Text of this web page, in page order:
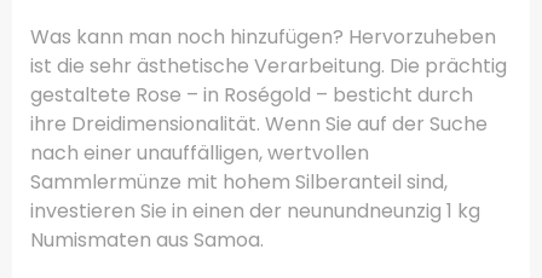
Was kann man noch hinzufügen? Hervorzuheben
ist die sehr ästhetische Verarbeitung. Die prächtig
gestaltete Rose – in Roségold – besticht durch
ihre Dreidimensionalität. Wenn Sie auf der Suche
nach einer unauffälligen, wertvollen
Sammlermünze mit hohem Silberanteil sind,
investieren Sie in einen der neunundneunzig 1 kg
Numismaten aus Samoa.